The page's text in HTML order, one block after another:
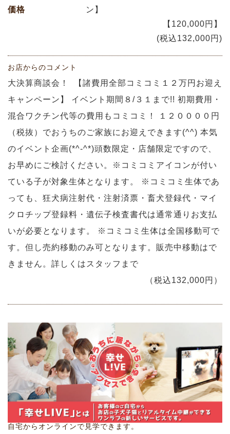
価格
ン】
【120,000円】
(税込132,000円)
お店からのコメント
大決算商談会！ 【諸費用全部コミコミ１２万円お迎え
キャンペーン】 イベント期間８/３１まで!! 初期費用・
混合ワクチン代等の費用もコミコミ！ １２００００円
（税抜）でおうちのご家族にお迎えできます(^^) 本気
のイベント企画(*^-^*)頭数限定・店舗限定ですので、
お早めにご検討ください。※コミコミアイコンが付い
ている子が対象生体となります。 ※コミコミ生体であ
っても、狂犬病注射代・注射済票・畜犬登録代・マイ
クロチップ登録料・遺伝子検査書代は通常通りお支払
いが必要となります。 ※コミコミ生体は全国移動可で
す。但し売約移動のみ可となります。販売中移動はで
きません。詳しくはスタッフまで
（税込132,000円）
自宅からオンラインで見学できます。